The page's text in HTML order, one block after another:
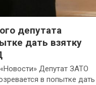
депутата
дать взятку
Депутат ЗАТО
в попытке дать